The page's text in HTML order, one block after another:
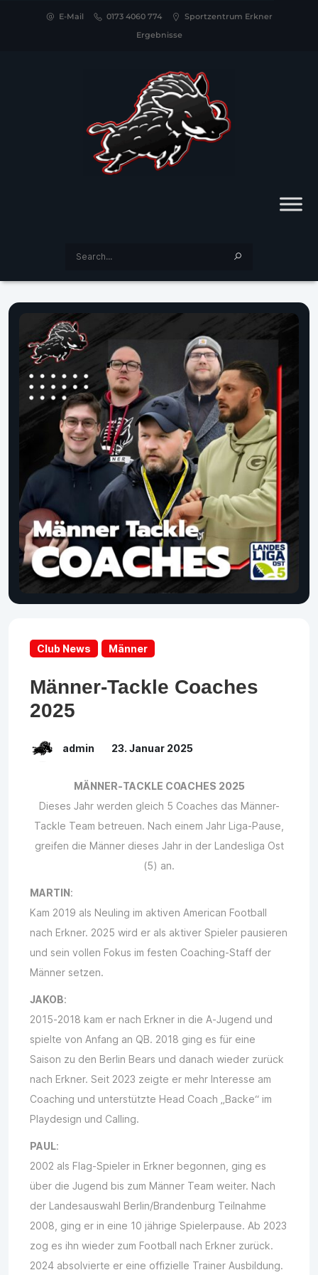
E-Mail 0173 4060 774
Sportzentrum Erkner
Ergebnisse
Club News Männer
Männer-Tackle Coaches
2025
admin 23. Januar 2025
MÄNNER-TACKLE COACHES 2025
Dieses Jahr werden gleich 5 Coaches das Männer-
Tackle Team betreuen. Nach einem Jahr Liga-Pause,
greifen die Männer dieses Jahr in der Landesliga Ost
(5) an.
MARTIN:
Kam 2019 als Neuling im aktiven American Football
nach Erkner. 2025 wird er als aktiver Spieler pausieren
und sein vollen Fokus im festen Coaching-Staff der
Männer setzen.
JAKOB:
2015-2018 kam er nach Erkner in die A-Jugend und
spielte von Anfang an QB. 2018 ging es für eine
Saison zu den Berlin Bears und danach wieder zurück
nach Erkner. Seit 2023 zeigte er mehr Interesse am
Coaching und unterstützte Head Coach „Backe“ im
Playdesign und Calling.
PAUL:
2002 als Flag-Spieler in Erkner begonnen, ging es
über die Jugend bis zum Männer Team weiter. Nach
der Landesauswahl Berlin/Brandenburg Teilnahme
2008, ging er in eine 10 jährige Spielerpause. Ab 2023
zog es ihn wieder zum Football nach Erkner zurück.
2024 absolvierte er eine offizielle Trainer Ausbildung.